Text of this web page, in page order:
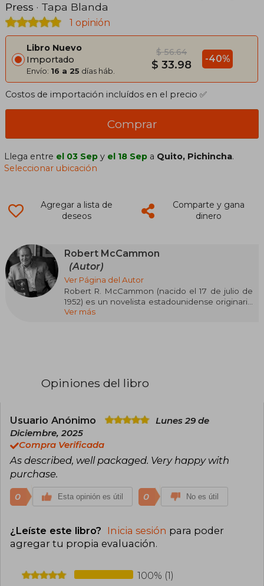
Press · Tapa Blanda
1 opinión
Libro Nuevo
Importado
Envío: 16 a 25 días háb.
$ 56.64
$ 33.98 -40%
Costos de importación incluídos en el precio ✅
Comprar
Llega entre el 03 Sep y el 18 Sep a Quito, Pichincha.
Seleccionar ubicación
Agregar a lista de
deseos
Comparte y gana
dinero
Robert McCammon
(Autor)
Ver Página del Autor
Robert R. McCammon (nacido el 17 de julio de
1952) es un novelista estadounidense originario
de Birmingham, Alabama. Reconocido por su
Ver más
Opiniones del libro
Usuario Anónimo
Lunes 29 de
Diciembre, 2025
Compra Verificada
As described, well packaged. Very happy with
purchase.
0 Esta opinión es útil 0 No es útil
¿Leíste este libro? Inicia sesión para poder
agregar tu propia evaluación.
100% (1)